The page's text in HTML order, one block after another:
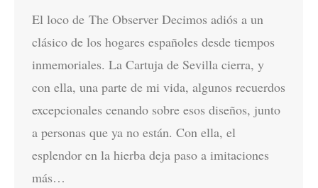
El loco de The Observer Decimos adiós a un
clásico de los hogares españoles desde tiempos
inmemoriales. La Cartuja de Sevilla cierra, y
con ella, una parte de mi vida, algunos recuerdos
excepcionales cenando sobre esos diseños, junto
a personas que ya no están. Con ella, el
esplendor en la hierba deja paso a imitaciones
más…